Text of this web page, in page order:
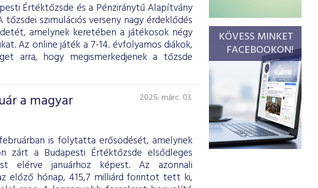
Értéktőzsde és a Pénziránytű Alapítvány
szimulációs verseny nagy érdeklődés
amelynek keretében a játékosok négy
Az online játék a 7-14. évfolyamos diákok,
arra, hogy megismerkedjenek a tőzsde
a magyar
2025. márc. 03.
is folytatta erősödését, amelynek
zárt a Budapesti Értéktőzsde elsődleges
elérve januárhoz képest. Az azonnali
előző hónap, 415,7 milliárd forintot tett ki,
KÖVESS MINKET
FACEBOOKON!